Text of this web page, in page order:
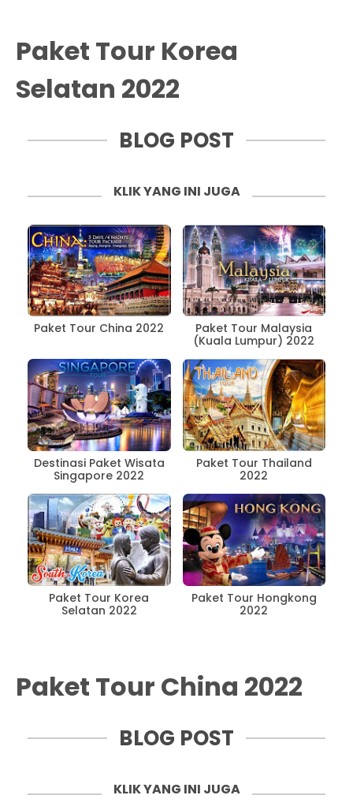
Paket Tour Korea
Selatan 2022
BLOG POST
KLIK YANG INI JUGA
Paket Tour China 2022
Paket Tour Malaysia
(Kuala Lumpur) 2022
Destinasi Paket Wisata
Singapore 2022
Paket Tour Thailand
2022
Paket Tour Korea
Selatan 2022
Paket Tour Hongkong
2022
Paket Tour China 2022
BLOG POST
KLIK YANG INI JUGA